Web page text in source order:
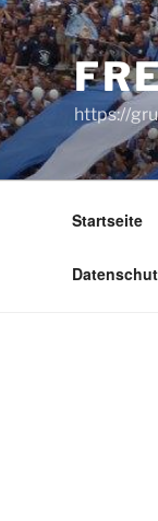
https://
Startseite